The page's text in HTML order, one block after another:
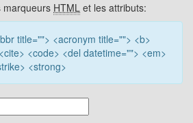
marqueurs HTML et les attributs:
title=""> <acronym title=""> <b>
<code> <del datetime=""> <em>
<strong>